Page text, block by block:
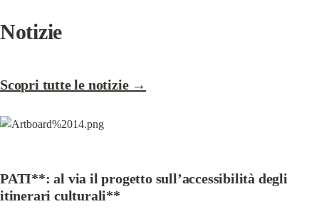
Notizie
Scopri tutte le notizie →
PATI**: al via il progetto sull’accessibilità degli
itinerari culturali**